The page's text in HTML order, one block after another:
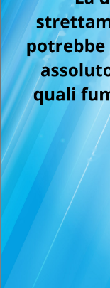
OUR
DIARIO